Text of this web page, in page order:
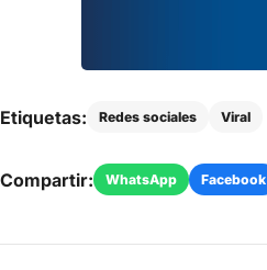
Etiquetas: Redes sociales Viral
Compartir: WhatsApp Facebook